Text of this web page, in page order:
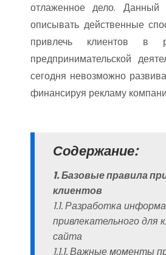
отлаженное дело. Данный
описывать действенные
привлечь клиентов в
предпринимательской
сегодня невозможно
финансируя рекламу
Содержание:
1. Базовые правила
клиентов
1.1. Разработка
привлекательного для
сайта
1.1.1. Важные моменты